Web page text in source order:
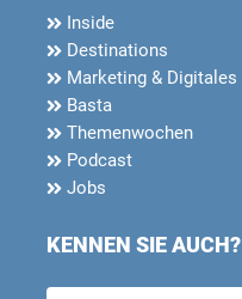
Inside
Destinations
Marketing & Digitales
Basta
Themenwochen
Podcast
Jobs
KENNEN SIE AUCH?